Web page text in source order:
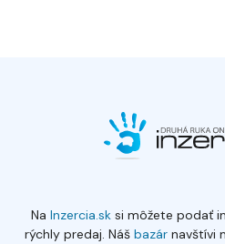
Na Inzercia.sksi môžete podať
rýchly predaj. Náš bazárnavštívi